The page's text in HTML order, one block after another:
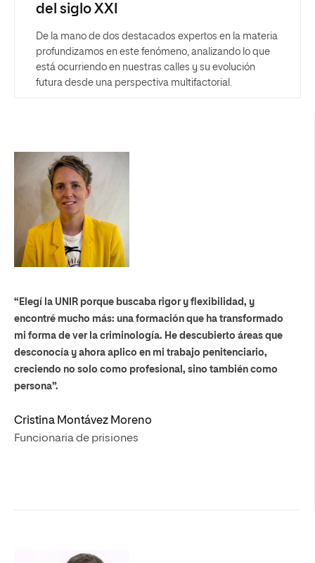
del siglo XXI
De la mano de dos destacados expertos en la materia
profundizamos en este fenómeno, analizando lo que
está ocurriendo en nuestras calles y su evolución
futura desde una perspectiva multifactorial.
“Elegí la UNIR porque buscaba rigor y flexibilidad, y
encontré mucho más: una formación que ha transformado
mi forma de ver la criminología. He descubierto áreas que
desconocía y ahora aplico en mi trabajo penitenciario,
creciendo no solo como profesional, sino también como
persona”.
Cristina Montávez Moreno
Funcionaria de prisiones